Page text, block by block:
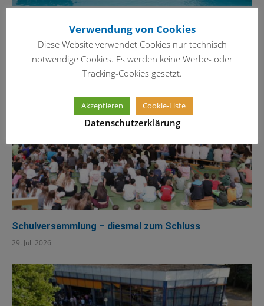
Schulversammlung – diesmal zum Schluss
29. Juli 2026
Verwendung von Cookies
Diese Website verwendet Cookies nur technisch
notwendige Cookies. Es werden keine Werbe- oder
Tracking-Cookies gesetzt.
Akzeptieren Cookie-Liste
Datenschutzerklärung